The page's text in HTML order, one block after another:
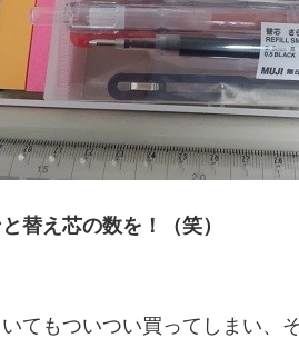
替え芯の数を！（笑）
てもついつい買ってしまい、